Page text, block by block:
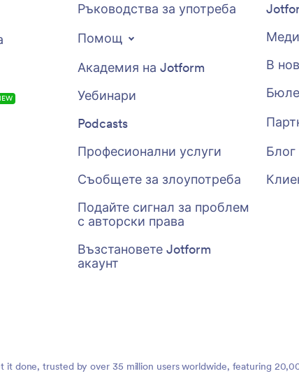
Ръководства за употреба
Помощ
Академия на Jotform
Уебинари
Podcasts
Професионални услуги
Съобщете за злоупотреба
Подайте сигнал за проблем
с авторски права
Възстановете Jotform
акаунт
В
Блог
done, trusted by over 35 million users worldwide, featuring